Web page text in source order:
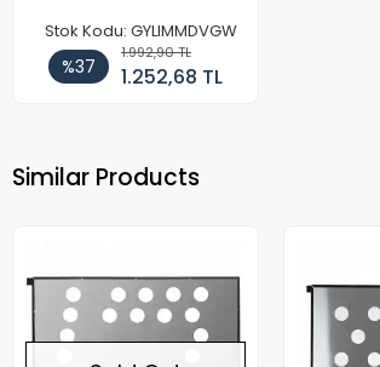
Stok Kodu: GYLIMMDVGW
%37
1.992,90 TL
1.252,68 TL
Similar Products